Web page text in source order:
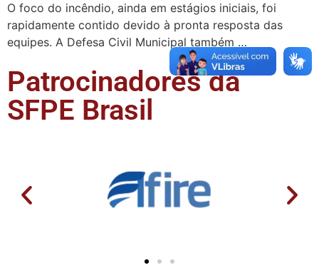
O foco do incêndio, ainda em estágios iniciais, foi
rapidamente contido devido à pronta resposta das
equipes. A Defesa Civil Municipal também …
Patrocinadores da
SFPE Brasil